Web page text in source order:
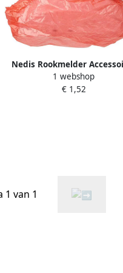
Nedis Rookmelder
|PVC | Oranje | 1 stuks
DTCTDUST20
1 webshop
€ 1,52
1 van 1